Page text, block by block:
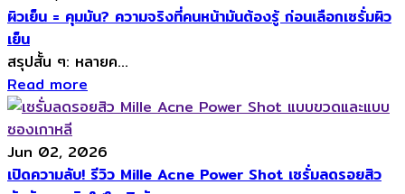
ผิวเย็น = คุมมัน? ความจริงที่คนหน้ามันต้องรู้ ก่อนเลือกเซรั่มผิว
เย็น
สรุปสั้น ๆ: หลายค...
Read more
Jun 02, 2026
เปิดความลับ! รีวิว Mille Acne Power Shot เซรั่มลดรอยสิว